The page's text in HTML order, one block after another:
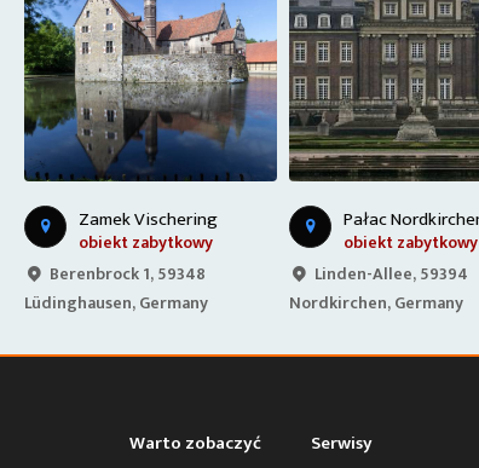
Zamek Vischering
obiekt zabytkowy
Berenbrock 1, 59348
Lüdinghausen, Germany
obiekt zabytkowy
Linden-Allee, 59394
Nordkirchen, Germany
Warto zobaczyć Serwisy